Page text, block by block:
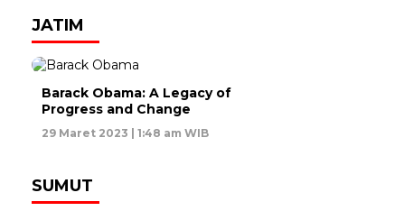
JATIM
Barack Obama: A Legacy of
Progress and Change
29 Maret 2023 | 1:48 am WIB
SUMUT